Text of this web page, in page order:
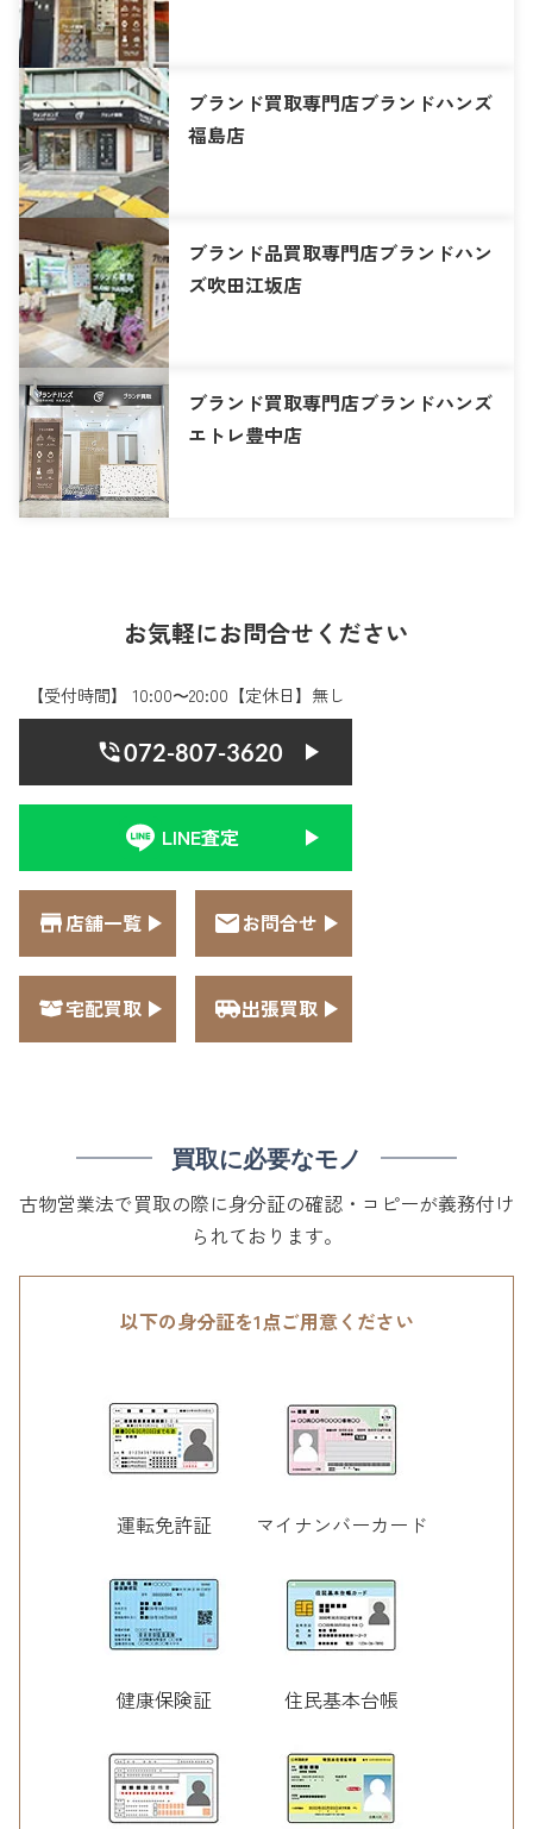
ブランド買取専門店ブランドハンズ
福島店
ブランド品買取専門店ブランドハン
ズ吹田江坂店
ブランド買取専門店ブランドハンズ
エトレ豊中店
お気軽にお問合せください
【受付時間】 10:00〜20:00【定休日】無し
072-807-3620
LINE査定
店舗一覧 お問合せ
宅配買取 出張買取
買取に必要なモノ
古物営業法で買取の際に身分証の確認・コピーが義務付け
られております。
以下の身分証を1点ご用意ください
運転免許証 マイナンバーカード
健康保険証 住民基本台帳